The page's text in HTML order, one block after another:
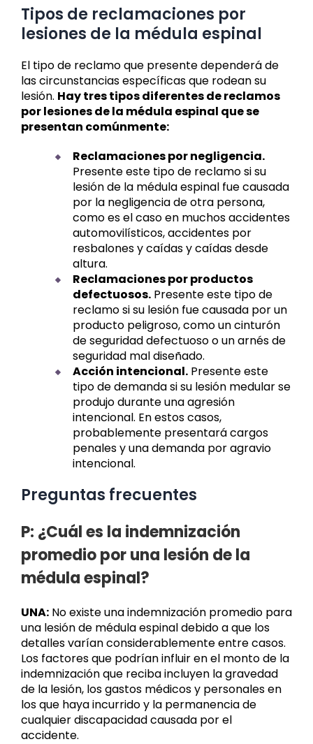
Tipos de reclamaciones por
lesiones de la médula espinal
El tipo de reclamo que presente dependerá de
las circunstancias específicas que rodean su
lesión. Hay tres tipos diferentes de reclamos
por lesiones de la médula espinal que se
presentan comúnmente:
Reclamaciones por negligencia.
Presente este tipo de reclamo si su
lesión de la médula espinal fue causada
por la negligencia de otra persona,
como es el caso en muchos accidentes
automovilísticos, accidentes por
resbalones y caídas y caídas desde
altura.
Reclamaciones por productos
defectuosos. Presente este tipo de
reclamo si su lesión fue causada por un
producto peligroso, como un cinturón
de seguridad defectuoso o un arnés de
seguridad mal diseñado.
Acción intencional. Presente este
tipo de demanda si su lesión medular se
produjo durante una agresión
intencional. En estos casos,
probablemente presentará cargos
penales y una demanda por agravio
intencional.
Preguntas frecuentes
P: ¿Cuál es la indemnización
promedio por una lesión de la
médula espinal?
UNA: No existe una indemnización promedio para
una lesión de médula espinal debido a que los
detalles varían considerablemente entre casos.
Los factores que podrían influir en el monto de la
indemnización que reciba incluyen la gravedad
de la lesión, los gastos médicos y personales en
los que haya incurrido y la permanencia de
cualquier discapacidad causada por el
accidente.